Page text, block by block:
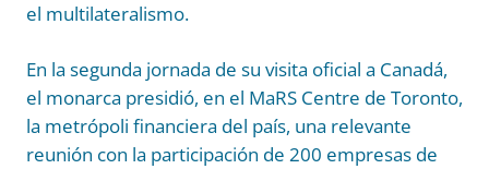
el multilateralismo.
En la segunda jornada de su visita oficial a Canadá,
el monarca presidió, en el MaRS Centre de Toronto,
la metrópoli financiera del país, una relevante
reunión con la participación de 200 empresas de